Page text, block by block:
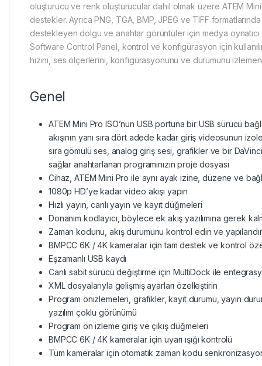
oluşturucu ve renk oluşturucular dahil olmak üzere ATEM
destekler. Ayrıca PNG, TGA, BMP, JPEG ve TIFF
destekleyen dolgu ve anahtar görüntüler için medya oynatıcı
Software Control Panel, kontrol ve konfigürasyon için kullanılır
hızını, ses ölçerlerini, konfigürasyonunu ve durumunu
Genel
ATEM Mini Pro ISO’nun USB portuna bir USB sürücü
akışının yanı sıra dört adede kadar giriş videosunun
sıra gömülü ses, analog giriş sesi, grafikler ve bir DaVinci
sağlar anahtarlanan programınızın proje dosyası
Cihaz, ATEM Mini Pro ile aynı ayak izine, düzene ve
1080p HD’ye kadar video akışı yapın
Hızlı yayın, canlı yayın ve kayıt düğmeleri
Donanım kodlayıcı, böylece ek akış yazılımına gerek
Zaman kodunu, akış durumunu kontrol edin ve
BMPCC 6K / 4K kameralar için tam destek ve kontrol
Eşzamanlı USB kaydı
Canlı sabit sürücü değiştirme için MultiDock ile
XML dosyalarıyla gelişmiş ayarları özelleştirin
Program önizlemeleri, grafikler, kayıt durumu, yayın
yazılım çoklu görünümü
Program ön izleme giriş ve çıkış düğmeleri
BMPCC 6K / 4K kameralar için uyarı ışığı kontrolü
Tüm kameralar için otomatik zaman kodu